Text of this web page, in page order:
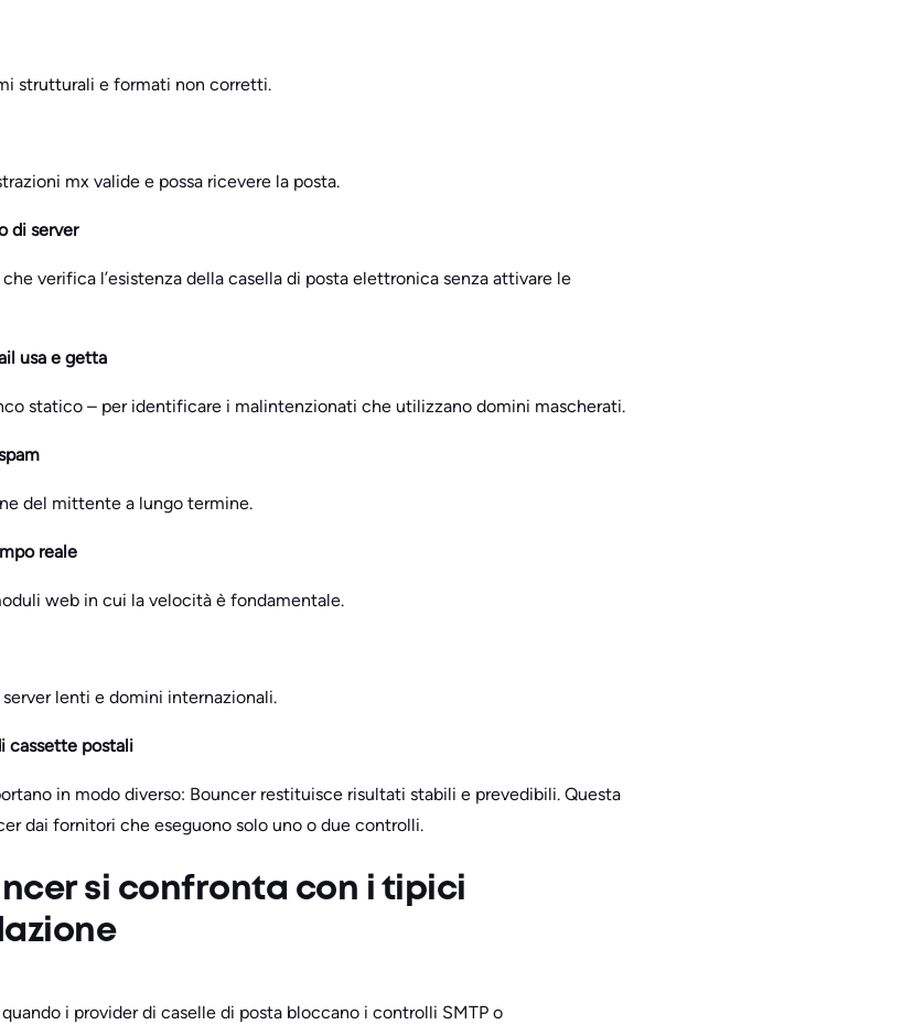
strutturali e formati non corretti.
mx valide e possa ricevere la posta.
di server
verifica l’esistenza della casella di posta elettronica senza attivare le
usa e getta
statico – per identificare i malintenzionati che utilizzano domini mascherati.
del mittente a lungo termine.
reale
web in cui la velocità è fondamentale.
lenti e domini internazionali.
cassette postali
in modo diverso: Bouncer restituisce risultati stabili e prevedibili. Questa
dai fornitori che eseguono solo uno o due controlli.
si confronta con i tipici
i provider di caselle di posta bloccano i controlli SMTP o